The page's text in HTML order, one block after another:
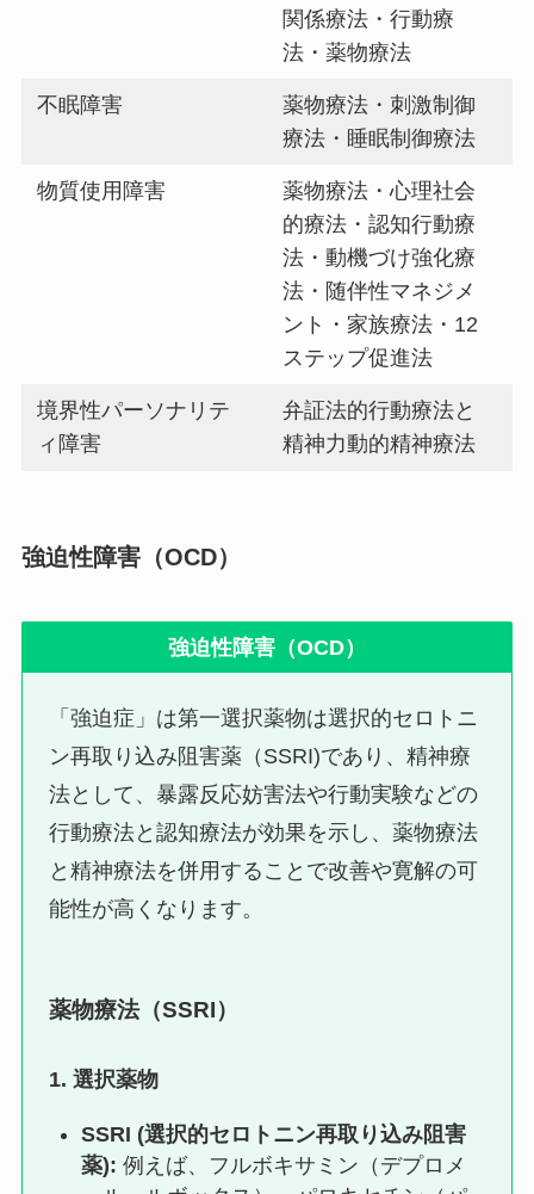
関係療法・行動療
法・薬物療法
不眠障害
薬物療法・刺激制御
療法・睡眠制御療法
物質使用障害
薬物療法・心理社会
的療法・認知行動療
法・動機づけ強化療
法・随伴性マネジメ
ント・家族療法・12
ステップ促進法
境界性パーソナリテ
ィ障害
弁証法的行動療法と
精神力動的精神療法
強迫性障害（OCD）
強迫性障害（OCD）
「強迫症」は第一選択薬物は選択的セロトニ
ン再取り込み阻害薬（SSRI)であり、精神療
法として、暴露反応妨害法や行動実験などの
行動療法と認知療法が効果を示し、薬物療法
と精神療法を併用することで改善や寛解の可
能性が高くなります。
薬物療法（SSRI）
1.選択薬物
SSRI (選択的セロトニン再取り込み阻害
薬): 例えば、フルボキサミン（デプロメ